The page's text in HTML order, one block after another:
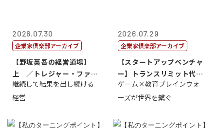
2026.07.30
企業家倶楽部アーカイブ
【野坂英吾の経営道場】
上 ／トレジャー・ファク
トリー社長野坂...
継続して結果を出し続ける
経営
2026.07.29
企業家倶楽部アーカイブ
【スタートアップベンチャ
ー】トランスリミット代表
取締役社長 ...
ゲーム×教育ブレインウォ
ーズが世界を繋ぐ